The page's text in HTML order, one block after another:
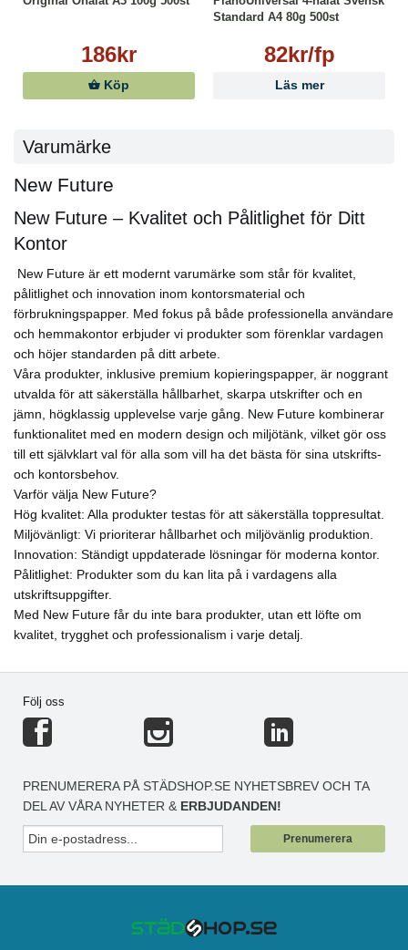
186kr
Köp
Standard A4 80g 500st
82kr/fp
Läs mer
Varumärke
New Future
New Future – Kvalitet och Pålitlighet för Ditt
Kontor
New Future är ett modernt varumärke som står för kvalitet,
pålitlighet och innovation inom kontorsmaterial och
förbrukningspapper. Med fokus på både professionella användare
och hemmakontor erbjuder vi produkter som förenklar vardagen
och höjer standarden på ditt arbete.
Våra produkter, inklusive premium kopieringspapper, är noggrant
utvalda för att säkerställa hållbarhet, skarpa utskrifter och en
jämn, högklassig upplevelse varje gång. New Future kombinerar
funktionalitet med en modern design och miljötänk, vilket gör oss
till ett självklart val för alla som vill ha det bästa för sina utskrifts-
och kontorsbehov.
Varför välja New Future?
Hög kvalitet: Alla produkter testas för att säkerställa toppresultat.
Miljövänligt: Vi prioriterar hållbarhet och miljövänlig produktion.
Innovation: Ständigt uppdaterade lösningar för moderna kontor.
Pålitlighet: Produkter som du kan lita på i vardagens alla
utskriftsuppgifter.
Med New Future får du inte bara produkter, utan ett löfte om
kvalitet, trygghet och professionalism i varje detalj.
Följ oss
PRENUMERERA PÅ STÄDSHOP.SE NYHETSBREV OCH TA
DEL AV VÅRA NYHETER & ERBJUDANDEN!
Prenumerera